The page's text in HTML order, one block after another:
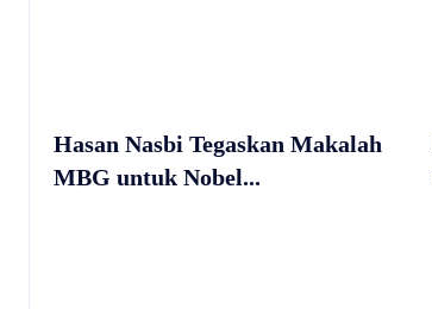
Hasan Nasbi Tegaskan Makalah
MBG untuk Nobel...